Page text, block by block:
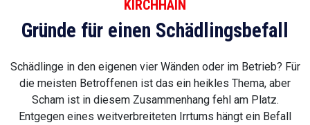
KIRCHHAIN
Gründe für einen Schädlingsbefall
Schädlinge in den eigenen vier Wänden oder im Betrieb? Für
die meisten Betroffenen ist das ein heikles Thema, aber
Scham ist in diesem Zusammenhang fehl am Platz.
Entgegen eines weitverbreiteten Irrtums hängt ein Befall